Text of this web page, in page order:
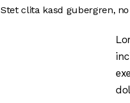
Stet clita kasd gubergren,